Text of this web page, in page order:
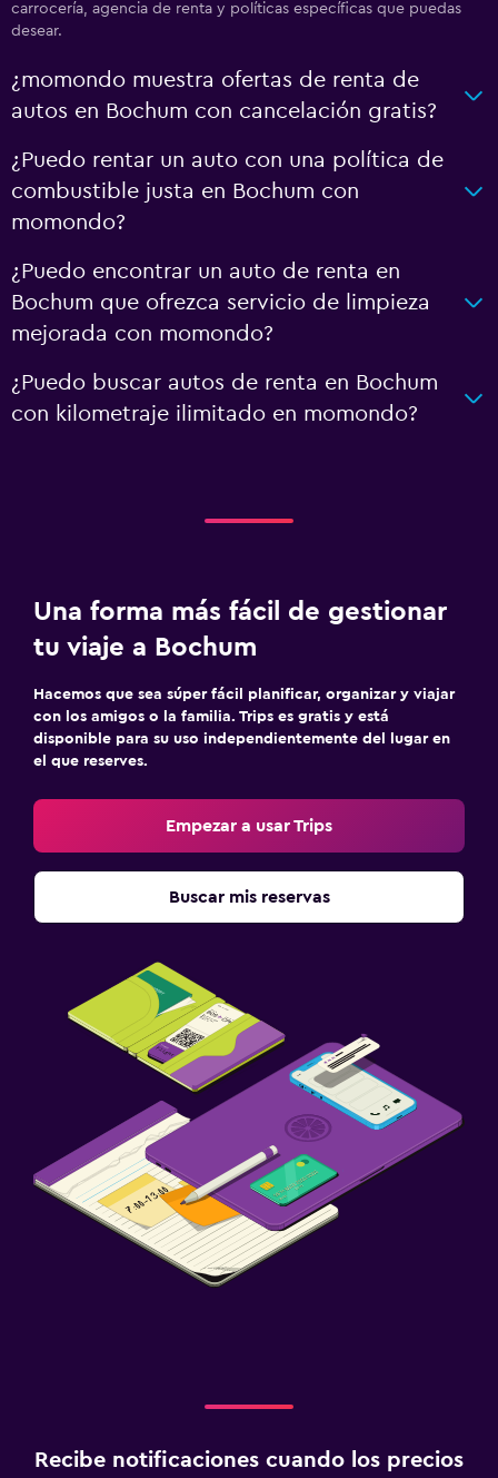
carrocería, agencia de renta y políticas específicas que puedas
desear.
¿momondo muestra ofertas de renta de
autos en Bochum con cancelación gratis?
¿Puedo rentar un auto con una política de
combustible justa en Bochum con
momondo?
¿Puedo encontrar un auto de renta en
Bochum que ofrezca servicio de limpieza
mejorada con momondo?
¿Puedo buscar autos de renta en Bochum
con kilometraje ilimitado en momondo?
Una forma más fácil de gestionar
tu viaje a Bochum
Hacemos que sea súper fácil planificar, organizar y viajar
con los amigos o la familia. Trips es gratis y está
disponible para su uso independientemente del lugar en
el que reserves.
Empezar a usar Trips
Buscar mis reservas
Recibe notificaciones cuando los precios